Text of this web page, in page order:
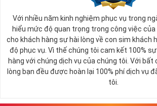
Với nhiều năm kinh nghiệm phục vụ trong
hiểu mức độ quan trọng trong công việc
cho khách hàng sự hài lòng về con sim khách
độ phục vụ. Vì thế chúng tôi cam kết 100%
hàng với chúng dịch vụ của chúng tôi. Với bất
lòng bạn đều được hoàn lại 100% phí dịch vụ
tôi.